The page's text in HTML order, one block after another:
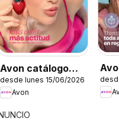
Avon catálogo
Ciclo 9
desde lunes 15/06/2026
Avon